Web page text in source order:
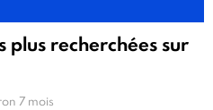
plus recherchées sur
7 mois